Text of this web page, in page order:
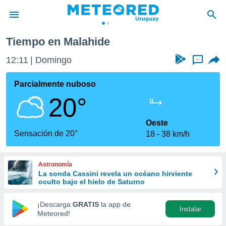
de
ha
que se
calidad.
a este
las
y
forma
digital
basada
Tiempo en Malahide
12:11 Domingo ...
Parcialmente nuboso
20°
Sensación de 20°
Oeste
18
38 km/h
Astronomía
La sonda Cassini revela un océano hirviente
oculto bajo el hielo de Saturno
¡Descarga GRATIS la app de
Meteored!
Instalar